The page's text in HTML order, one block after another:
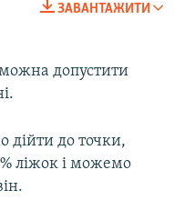
ЗАВАНТАЖИТИ
допустити
до точки,
ліжок і можемо